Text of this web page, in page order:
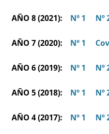
AÑO 8 (2021): Nº 1 Nº
AÑO 7 (2020): Nº 1
AÑO 6 (2019): Nº 1 Nº
AÑO 5 (2018): Nº 1 Nº
AÑO 4 (2017): Nº 1 Nº